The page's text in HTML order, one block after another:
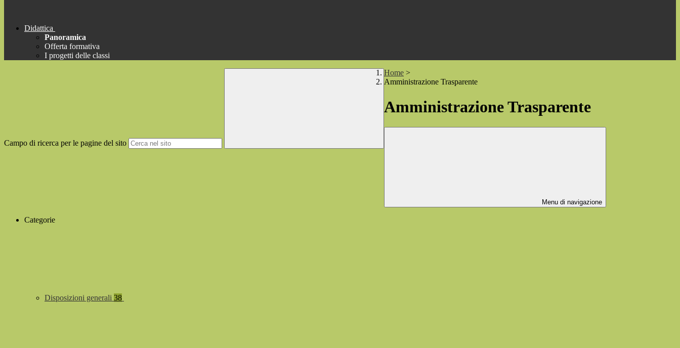
Didattica
Panoramica
Offerta formativa
I progetti delle classi
Campo di ricerca per le pagine del sito
Home >
Amministrazione Trasparente
Amministrazione Trasparente
Menu di navigazione
Categorie
Disposizioni generali 38